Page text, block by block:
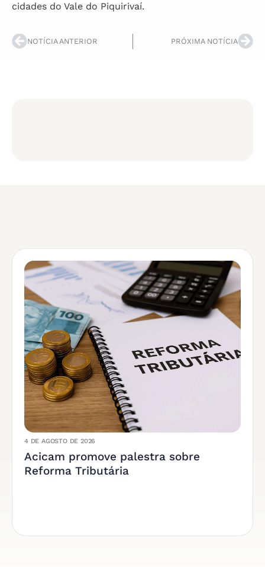
cidades do Vale do Piquirivaí.
NOTÍCIA ANTERIOR PRÓXIMA NOTÍCIA
4 DE AGOSTO DE 2026
Acicam promove palestra sobre
Reforma Tributária